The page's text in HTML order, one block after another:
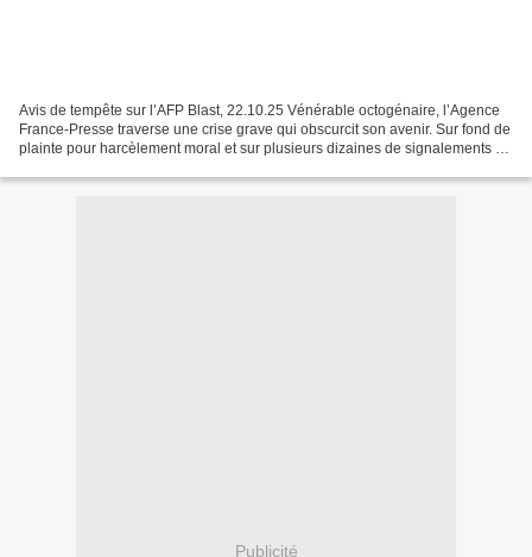
Avis de tempête sur l’AFP Blast, 22.10.25 Vénérable octogénaire, l’Agence
France-Presse traverse une crise grave qui obscurcit son avenir. Sur fond de
plainte pour harcèlement moral et sur plusieurs dizaines de signalements à
Publicité